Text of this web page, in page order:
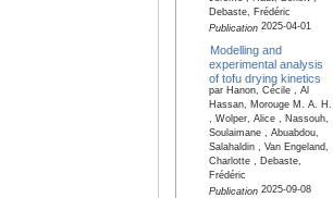
Debaste, Frédéric
Publication2025-04-01
Modelling and
experimental analysis
of tofu drying kinetics
par Hanon, Cécile , Al
Hassan, Morouge M. A. H.
, Wolper, Alice , Nassouh,
Soulaimane , Abuabdou,
Salahaldin , Van Engeland,
Charlotte , Debaste,
Frédéric
Publication2025-09-08